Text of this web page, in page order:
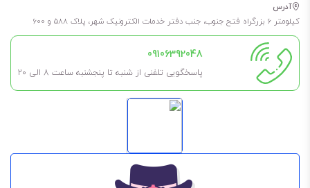
تحمل بارهای سنگین و شدید است. به طور کلی، تحمل بار عالی معنای
مقاومت و پایداری ماده در برابر فشارها، وزنه‌ها، نیروها، تنش‌ها و شوک‌های
شدید را می‌دهد.
آدرس
کیلومتر 6 بزرگراه فتح جنوب، جنب دفتر خدمات الکترونیک شهر، پلاک 588 و 600
09106392048
پاسخگویی تلفنی از شنبه تا پنجشنبه ساعت 8 الی ۲۰